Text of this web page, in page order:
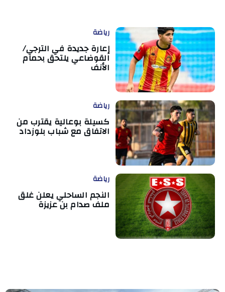
رياضة
إعارة جديدة في الترجي/
القوضاعي يلتحق بحمام
الأنف
رياضة
كسيلة بوعالية يقترب من
الاتفاق مع شباب بلوزداد
رياضة
النجم الساحلي يعلن غلق
ملف صدام بن عزيزة